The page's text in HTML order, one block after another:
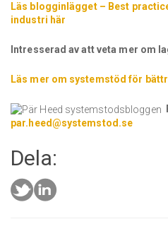
Läs blogginlägget – Best
industri här
Intresserad av att veta mer om
Läs mer om systemstöd för
par.heed@systemstod.se
Dela: